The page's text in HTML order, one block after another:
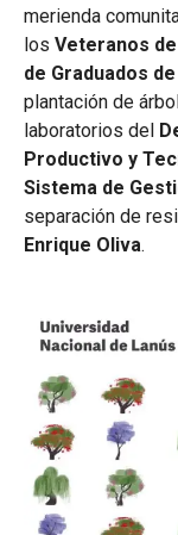
merienda
los Veteranos
de Graduados de
plantación de
laboratorios del
Productivo y
Sistema de
separación de
Enrique Oliva.